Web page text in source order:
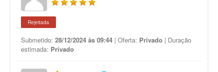
Rejeitada
Submetido: 28/12/2024 às 09:44 | Oferta: Privado | Duração
estimada: Privado